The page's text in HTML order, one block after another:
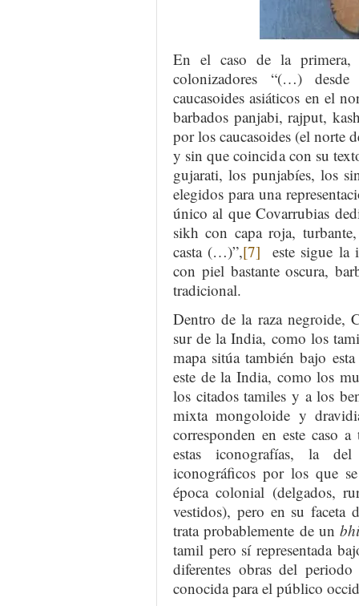
En el caso de la primera,
colonizadores “(…)
caucasoides asiáticos en el
barbados panjabi, rajput,
por los caucasoides (el norte
y sin que coincida con su
gujarati, los punjabíes, los
elegidos para una
único al que Covarrubias
sikh con capa roja,
casta (…)”,[7] este sigue la
con piel bastante oscura,
tradicional.
Dentro de la raza negroide,
sur de la India, como los
mapa sitúa también bajo
este de la India, como los
los citados tamiles y a los
mixta mongoloide y
corresponden en este caso
estas iconografías, la
iconográficos por los que
época colonial (delgados,
vestidos), pero en su faceta
trata probablemente de un
tamil pero sí representada
diferentes obras del periodo
conocida para el público